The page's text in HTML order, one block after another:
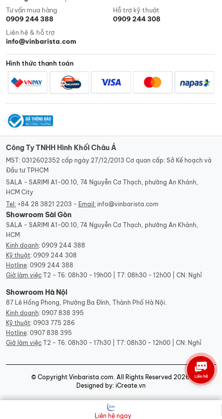
Tư vấn mua hàng
0909 244 388
Hỗ trợ kỹ thuật
0909 244 308
Liên hệ & hỗ trợ
info@vinbarista.com
Hình thức thanh toán
Công Ty TNHH Hình Khối Châu Á
MST: 0312602352 cấp ngày 27/12/2013 Cơ quan cấp: Sở Kế hoạch và
Đầu tư TPHCM
SALA - SARIMI A1-00.10, 74 Nguyễn Cơ Thạch, phường An Khánh,
HCM City
Tel: +84 28 3821 2203 - Email: info@vinbarista.com
Showroom Sài Gòn
SALA - SARIMI A1-00.10, 74 Nguyễn Cơ Thạch, phường An Khánh,
HCM
Kinh doanh: 0909 244 388
Kỹ thuật: 0909 244 308
Hotline: 0909 244 388
Giờ làm việc T2 - T6: 08h30 - 19h00 | T7: 08h30 - 12h00 | CN: Nghỉ
Showroom Hà Nội
87 Lê Hồng Phong, Phường Ba Đình, Thành Phố Hà Nội.
Kinh doanh: 0907 838 395
Kỹ thuật: 0903 775 286
Hotline: 0907 838 395
Giờ làm việc T2 - T6: 08h30 - 17h30 | T7: 08h30 - 12h00 | CN: Nghỉ
© Copyright Vinbarista.com. All Rights Reserved 2026.
Designed by: iCreate.vn
Liên hệ ngay